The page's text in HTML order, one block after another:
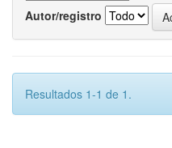
Autor/registro
Resultados 1-1 de 1.